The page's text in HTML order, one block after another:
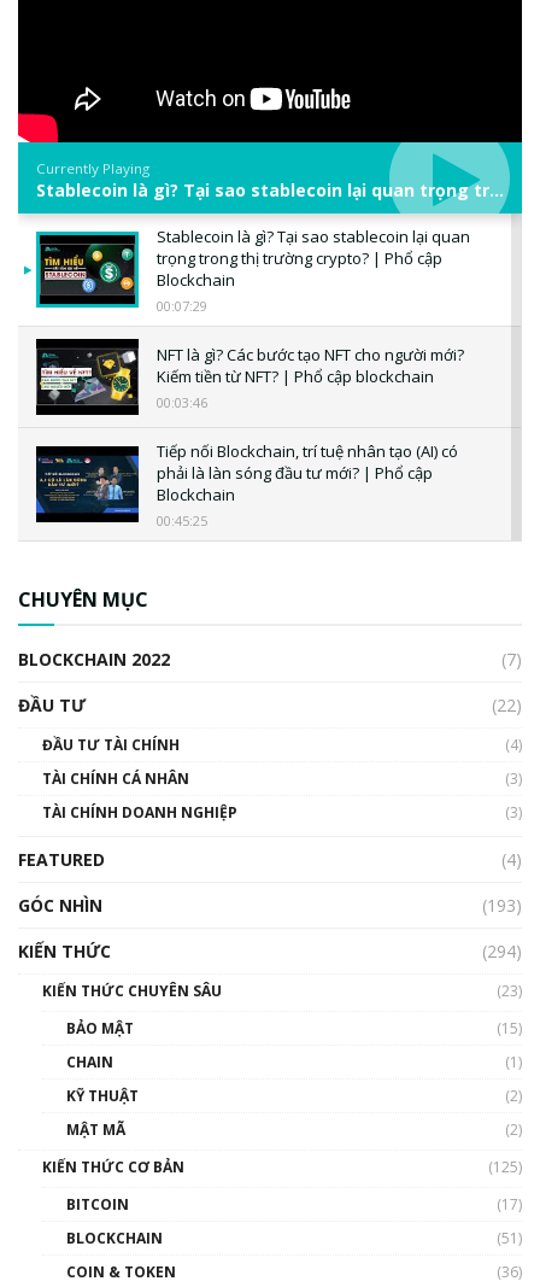
Currently Playing
Stablecoin là gì? Tại sao stablecoin lại quan trọng trong thị trường crypto? | Phổ cập Blockchain
Stablecoin là gì? Tại sao stablecoin lại quan
trọng trong thị trường crypto? | Phổ cập
Blockchain
00:07:29
NFT là gì? Các bước tạo NFT cho người mới?
Kiếm tiền từ NFT? | Phổ cập blockchain
00:03:46
Tiếp nối Blockchain, trí tuệ nhân tạo (AI) có
phải là làn sóng đầu tư mới? | Phổ cập
Blockchain
00:45:25
00:02:14
đến hệ sinh thái tiền mã hoá | Phổ cập
00:43:47
như thể nào?
00:39:31
CHUYÊN MỤC
BLOCKCHAIN 2022
(7)
ĐẦU TƯ
(22)
ĐẦU TƯ TÀI CHÍNH
(4)
TÀI CHÍNH CÁ NHÂN
(3)
TÀI CHÍNH DOANH NGHIỆP
(3)
FEATURED
(4)
GÓC NHÌN
(193)
KIẾN THỨC
(294)
KIẾN THỨC CHUYÊN SÂU
(23)
BẢO MẬT
(15)
CHAIN
(1)
KỸ THUẬT
(2)
MẬT MÃ
(2)
KIẾN THỨC CƠ BẢN
(125)
BITCOIN
(17)
BLOCKCHAIN
(51)
COIN & TOKEN
(36)